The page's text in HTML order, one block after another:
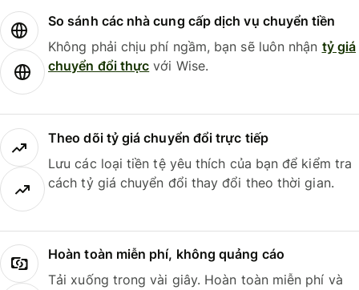
So sánh các nhà cung cấp dịch vụ chuyển tiền
Không phải chịu phí ngầm, bạn sẽ luôn nhận tỷ giá
chuyển đổi thực với Wise.
Theo dõi tỷ giá chuyển đổi trực tiếp
Lưu các loại tiền tệ yêu thích của bạn để kiểm tra
cách tỷ giá chuyển đổi thay đổi theo thời gian.
Hoàn toàn miễn phí, không quảng cáo
Tải xuống trong vài giây. Hoàn toàn miễn phí và